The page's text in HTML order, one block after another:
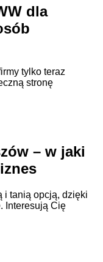
dla
tylko teraz
stronę
– w jaki
i tanią opcją, dzięki
Interesują Cię